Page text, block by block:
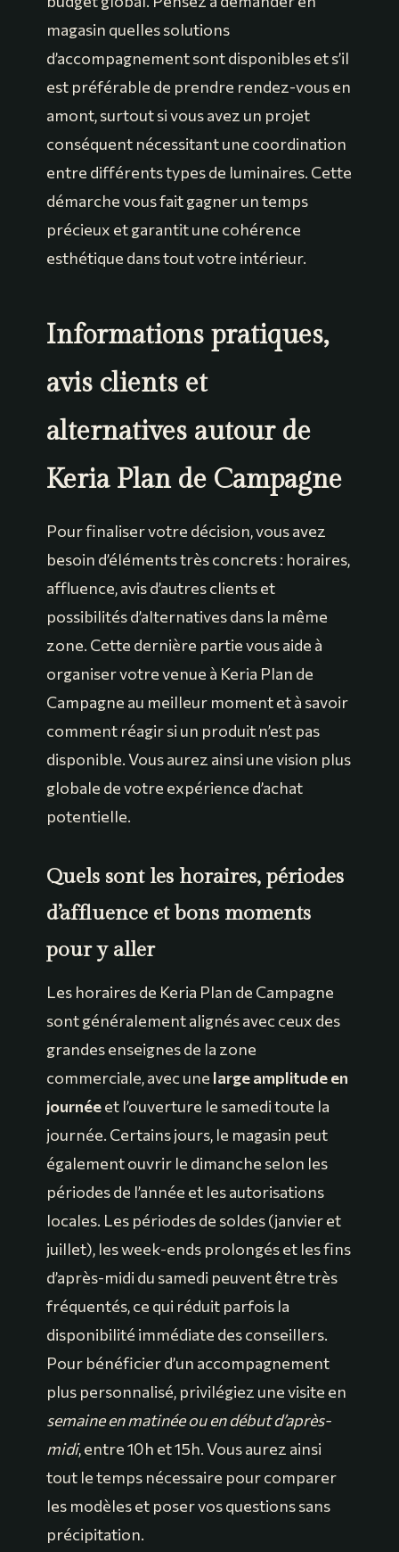
magasin quelles solutions
d’accompagnement sont disponibles et s’il
est préférable de prendre rendez-vous en
amont, surtout si vous avez un projet
conséquent nécessitant une coordination
entre différents types de luminaires. Cette
démarche vous fait gagner un temps
précieux et garantit une cohérence
esthétique dans tout votre intérieur.
Informations pratiques,
avis clients et
alternatives autour de
Keria Plan de Campagne
Pour finaliser votre décision, vous avez
besoin d’éléments très concrets : horaires,
affluence, avis d’autres clients et
possibilités d’alternatives dans la même
zone. Cette dernière partie vous aide à
organiser votre venue à Keria Plan de
Campagne au meilleur moment et à savoir
comment réagir si un produit n’est pas
disponible. Vous aurez ainsi une vision plus
globale de votre expérience d’achat
potentielle.
Quels sont les horaires, périodes
d’affluence et bons moments
pour y aller
Les horaires de Keria Plan de Campagne
sont généralement alignés avec ceux des
grandes enseignes de la zone
commerciale, avec une large amplitude en
journéeet l’ouverture le samedi toute la
journée. Certains jours, le magasin peut
également ouvrir le dimanche selon les
périodes de l’année et les autorisations
locales. Les périodes de soldes (janvier et
juillet), les week-ends prolongés et les fins
d’après-midi du samedi peuvent être très
fréquentés, ce qui réduit parfois la
disponibilité immédiate des conseillers.
Pour bénéficier d’un accompagnement
plus personnalisé, privilégiez une visite en
semaine en matinée ou en début d’après-
midi, entre 10h et 15h. Vous aurez ainsi
tout le temps nécessaire pour comparer
les modèles et poser vos questions sans
précipitation.